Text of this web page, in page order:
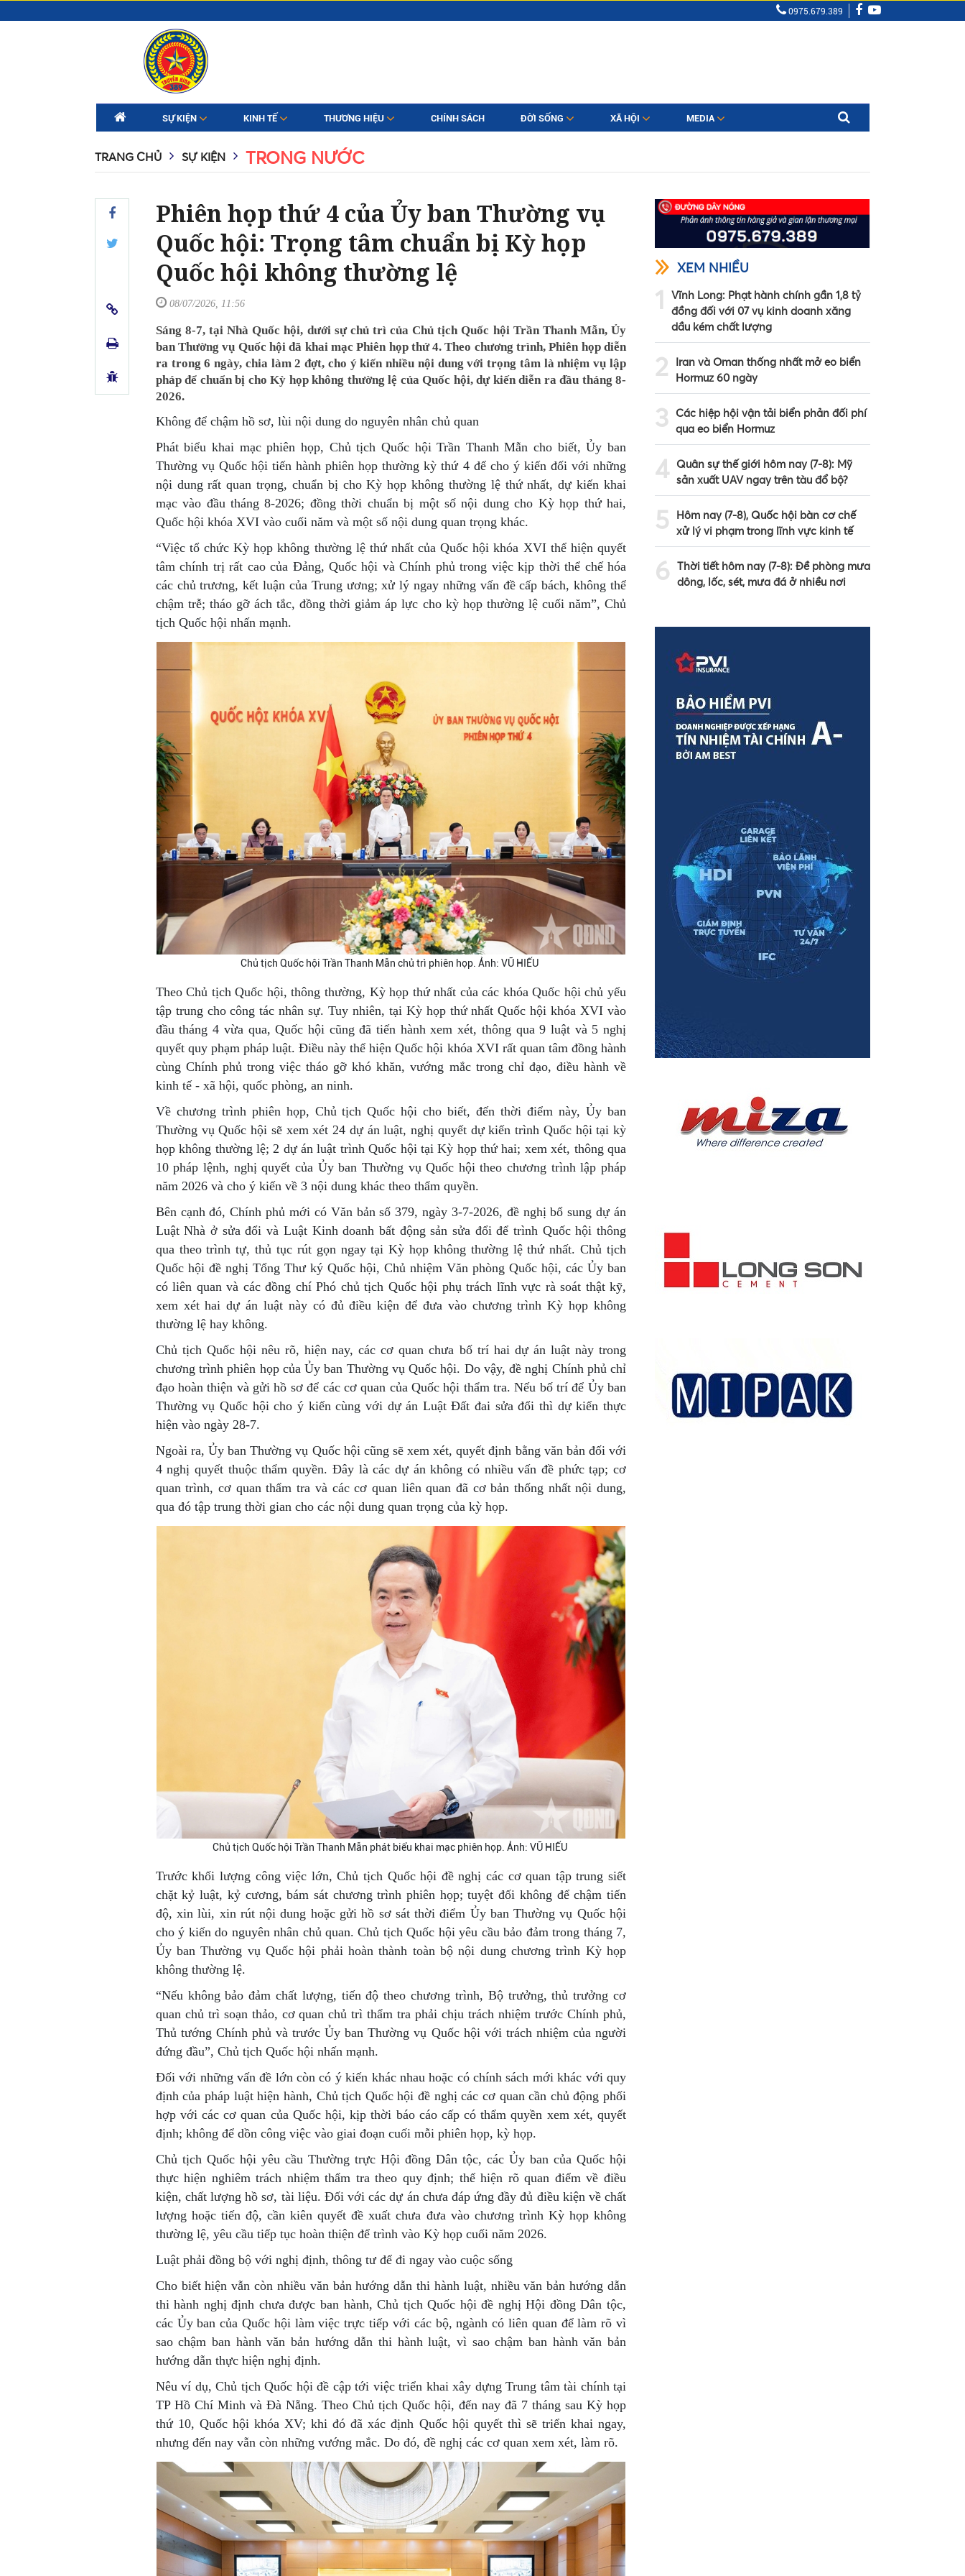
0975.679.389
SỰ KIỆN KINH TẾ THƯƠNG HIỆU CHÍNH SÁCH ĐỜI SỐNG XÃ HỘI MEDIA
TRANG CHỦ SỰ KIỆN TRONG NƯỚC
Phiên họp thứ 4 của Ủy ban Thường vụ
Quốc hội: Trọng tâm chuẩn bị Kỳ họp
Quốc hội không thường lệ
08/07/2026, 11:56
Sáng 8-7, tại Nhà Quốc hội, dưới sự chủ trì của Chủ tịch Quốc hội Trần Thanh Mẫn, Ủy
ban Thường vụ Quốc hội đã khai mạc Phiên họp thứ 4. Theo chương trình, Phiên họp diễn
ra trong 6 ngày, chia làm 2 đợt, cho ý kiến nhiều nội dung với trọng tâm là nhiệm vụ lập
pháp để chuẩn bị cho Kỳ họp không thường lệ của Quốc hội, dự kiến diễn ra đầu tháng 8-
2026.
Không để chậm hồ sơ, lùi nội dung do nguyên nhân chủ quan
Phát biểu khai mạc phiên họp, Chủ tịch Quốc hội Trần Thanh Mẫn cho biết, Ủy ban
Thường vụ Quốc hội tiến hành phiên họp thường kỳ thứ 4 để cho ý kiến đối với những
nội dung rất quan trọng, chuẩn bị cho Kỳ họp không thường lệ thứ nhất, dự kiến khai
mạc vào đầu tháng 8-2026; đồng thời chuẩn bị một số nội dung cho Kỳ họp thứ hai,
Quốc hội khóa XVI vào cuối năm và một số nội dung quan trọng khác.
“Việc tổ chức Kỳ họp không thường lệ thứ nhất của Quốc hội khóa XVI thể hiện quyết
tâm chính trị rất cao của Đảng, Quốc hội và Chính phủ trong việc kịp thời thể chế hóa
các chủ trương, kết luận của Trung ương; xử lý ngay những vấn đề cấp bách, không thể
chậm trễ; tháo gỡ ách tắc, đồng thời giảm áp lực cho kỳ họp thường lệ cuối năm”, Chủ
tịch Quốc hội nhấn mạnh.
Chủ tịch Quốc hội Trần Thanh Mẫn chủ trì phiên họp. Ảnh: VŨ HIẾU
Theo Chủ tịch Quốc hội, thông thường, Kỳ họp thứ nhất của các khóa Quốc hội chủ yếu
tập trung cho công tác nhân sự. Tuy nhiên, tại Kỳ họp thứ nhất Quốc hội khóa XVI vào
đầu tháng 4 vừa qua, Quốc hội cũng đã tiến hành xem xét, thông qua 9 luật và 5 nghị
quyết quy phạm pháp luật. Điều này thể hiện Quốc hội khóa XVI rất quan tâm đồng hành
cùng Chính phủ trong việc tháo gỡ khó khăn, vướng mắc trong chỉ đạo, điều hành về
kinh tế - xã hội, quốc phòng, an ninh.
Về chương trình phiên họp, Chủ tịch Quốc hội cho biết, đến thời điểm này, Ủy ban
Thường vụ Quốc hội sẽ xem xét 24 dự án luật, nghị quyết dự kiến trình Quốc hội tại kỳ
họp không thường lệ; 2 dự án luật trình Quốc hội tại Kỳ họp thứ hai; xem xét, thông qua
10 pháp lệnh, nghị quyết của Ủy ban Thường vụ Quốc hội theo chương trình lập pháp
năm 2026 và cho ý kiến về 3 nội dung khác theo thẩm quyền.
Bên cạnh đó, Chính phủ mới có Văn bản số 379, ngày 3-7-2026, đề nghị bổ sung dự án
Luật Nhà ở sửa đổi và Luật Kinh doanh bất động sản sửa đổi để trình Quốc hội thông
qua theo trình tự, thủ tục rút gọn ngay tại Kỳ họp không thường lệ thứ nhất. Chủ tịch
Quốc hội đề nghị Tổng Thư ký Quốc hội, Chủ nhiệm Văn phòng Quốc hội, các Ủy ban
có liên quan và các đồng chí Phó chủ tịch Quốc hội phụ trách lĩnh vực rà soát thật kỹ,
xem xét hai dự án luật này có đủ điều kiện để đưa vào chương trình Kỳ họp không
thường lệ hay không.
Chủ tịch Quốc hội nêu rõ, hiện nay, các cơ quan chưa bố trí hai dự án luật này trong
chương trình phiên họp của Ủy ban Thường vụ Quốc hội. Do vậy, đề nghị Chính phủ chỉ
đạo hoàn thiện và gửi hồ sơ để các cơ quan của Quốc hội thẩm tra. Nếu bố trí để Ủy ban
Thường vụ Quốc hội cho ý kiến cùng với dự án Luật Đất đai sửa đổi thì dự kiến thực
hiện vào ngày 28-7.
Ngoài ra, Ủy ban Thường vụ Quốc hội cũng sẽ xem xét, quyết định bằng văn bản đối với
4 nghị quyết thuộc thẩm quyền. Đây là các dự án không có nhiều vấn đề phức tạp; cơ
quan trình, cơ quan thẩm tra và các cơ quan liên quan đã cơ bản thống nhất nội dung,
qua đó tập trung thời gian cho các nội dung quan trọng của kỳ họp.
Chủ tịch Quốc hội Trần Thanh Mẫn phát biểu khai mạc phiên họp. Ảnh: VŨ HIẾU
Trước khối lượng công việc lớn, Chủ tịch Quốc hội đề nghị các cơ quan tập trung siết
chặt kỷ luật, kỷ cương, bám sát chương trình phiên họp; tuyệt đối không để chậm tiến
độ, xin lùi, xin rút nội dung hoặc gửi hồ sơ sát thời điểm Ủy ban Thường vụ Quốc hội
cho ý kiến do nguyên nhân chủ quan. Chủ tịch Quốc hội yêu cầu bảo đảm trong tháng 7,
Ủy ban Thường vụ Quốc hội phải hoàn thành toàn bộ nội dung chương trình Kỳ họp
không thường lệ.
“Nếu không bảo đảm chất lượng, tiến độ theo chương trình, Bộ trưởng, thủ trưởng cơ
quan chủ trì soạn thảo, cơ quan chủ trì thẩm tra phải chịu trách nhiệm trước Chính phủ,
Thủ tướng Chính phủ và trước Ủy ban Thường vụ Quốc hội với trách nhiệm của người
đứng đầu”, Chủ tịch Quốc hội nhấn mạnh.
Đối với những vấn đề lớn còn có ý kiến khác nhau hoặc có chính sách mới khác với quy
định của pháp luật hiện hành, Chủ tịch Quốc hội đề nghị các cơ quan cần chủ động phối
hợp với các cơ quan của Quốc hội, kịp thời báo cáo cấp có thẩm quyền xem xét, quyết
định; không để dồn công việc vào giai đoạn cuối mỗi phiên họp, kỳ họp.
Chủ tịch Quốc hội yêu cầu Thường trực Hội đồng Dân tộc, các Ủy ban của Quốc hội
thực hiện nghiêm trách nhiệm thẩm tra theo quy định; thể hiện rõ quan điểm về điều
kiện, chất lượng hồ sơ, tài liệu. Đối với các dự án chưa đáp ứng đầy đủ điều kiện về chất
lượng hoặc tiến độ, cần kiên quyết đề xuất chưa đưa vào chương trình Kỳ họp không
thường lệ, yêu cầu tiếp tục hoàn thiện để trình vào Kỳ họp cuối năm 2026.
Luật phải đồng bộ với nghị định, thông tư để đi ngay vào cuộc sống
Cho biết hiện vẫn còn nhiều văn bản hướng dẫn thi hành luật, nhiều văn bản hướng dẫn
thi hành nghị định chưa được ban hành, Chủ tịch Quốc hội đề nghị Hội đồng Dân tộc,
các Ủy ban của Quốc hội làm việc trực tiếp với các bộ, ngành có liên quan để làm rõ vì
sao chậm ban hành văn bản hướng dẫn thi hành luật, vì sao chậm ban hành văn bản
hướng dẫn thực hiện nghị định.
Nêu ví dụ, Chủ tịch Quốc hội đề cập tới việc triển khai xây dựng Trung tâm tài chính tại
TP Hồ Chí Minh và Đà Nẵng. Theo Chủ tịch Quốc hội, đến nay đã 7 tháng sau Kỳ họp
thứ 10, Quốc hội khóa XV; khi đó đã xác định Quốc hội quyết thì sẽ triển khai ngay,
nhưng đến nay vẫn còn những vướng mắc. Do đó, đề nghị các cơ quan xem xét, làm rõ.
XEM NHIỀU
1
Vĩnh Long: Phạt hành chính gần 1,8 tỷ
đồng đối với 07 vụ kinh doanh xăng
dầu kém chất lượng
2
Iran và Oman thống nhất mở eo biển
Hormuz 60 ngày
3 Các hiệp hội vận tải biển phản đối phí
qua eo biển Hormuz
4 Quân sự thế giới hôm nay (7-8): Mỹ
sản xuất UAV ngay trên tàu đổ bộ?
5
Hôm nay (7-8), Quốc hội bàn cơ chế
xử lý vi phạm trong lĩnh vực kinh tế
6 Thời tiết hôm nay (7-8): Đề phòng mưa
dông, lốc, sét, mưa đá ở nhiều nơi